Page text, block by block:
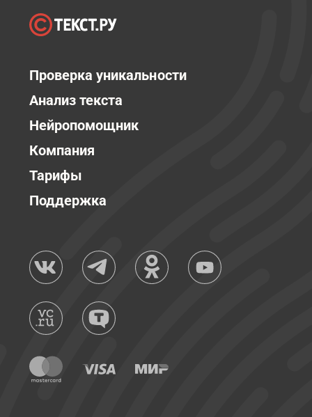
Проверка уникальности
Анализ текста
Нейропомощник
Компания
Тарифы
Поддержка